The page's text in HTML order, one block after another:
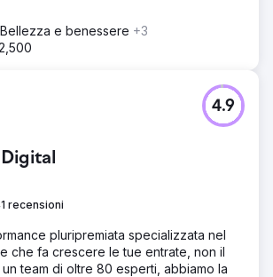
e benessere +3
recensioni
4.9
pluripremiata specializzata nel
che fa crescere le tue entrate, non il
team di oltre 80 esperti, abbiamo la